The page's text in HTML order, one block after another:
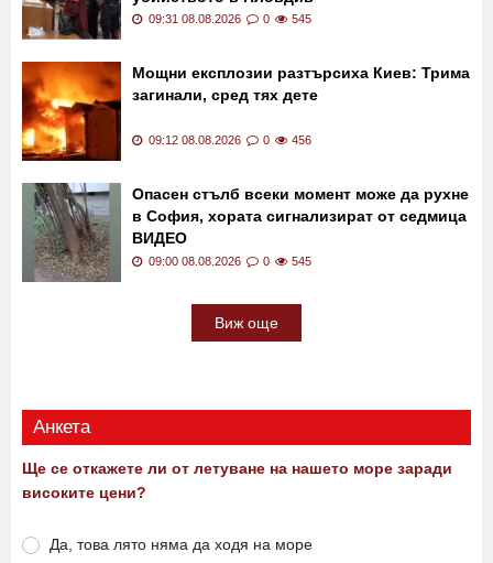
09:31 08.08.2026 0 545
Мощни експлозии разтърсиха Киев: Трима
загинали, сред тях дете
09:12 08.08.2026 0 456
Опасен стълб всеки момент може да рухне
в София, хората сигнализират от седмица
ВИДЕО
09:00 08.08.2026 0 545
Виж още
Анкета
Ще се откажете ли от летуване на нашето море заради
високите цени?
Да, това лято няма да ходя на море